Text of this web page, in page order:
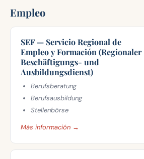
Empleo
SEF — Servicio Regional de
Empleo y Formación (Regionaler
Beschäftigungs- und
Ausbildungsdienst)
Berufsberatung
Berufsausbildung
Stellenbörse
Más información →